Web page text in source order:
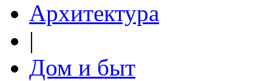
Архитектура
|
Дом и быт